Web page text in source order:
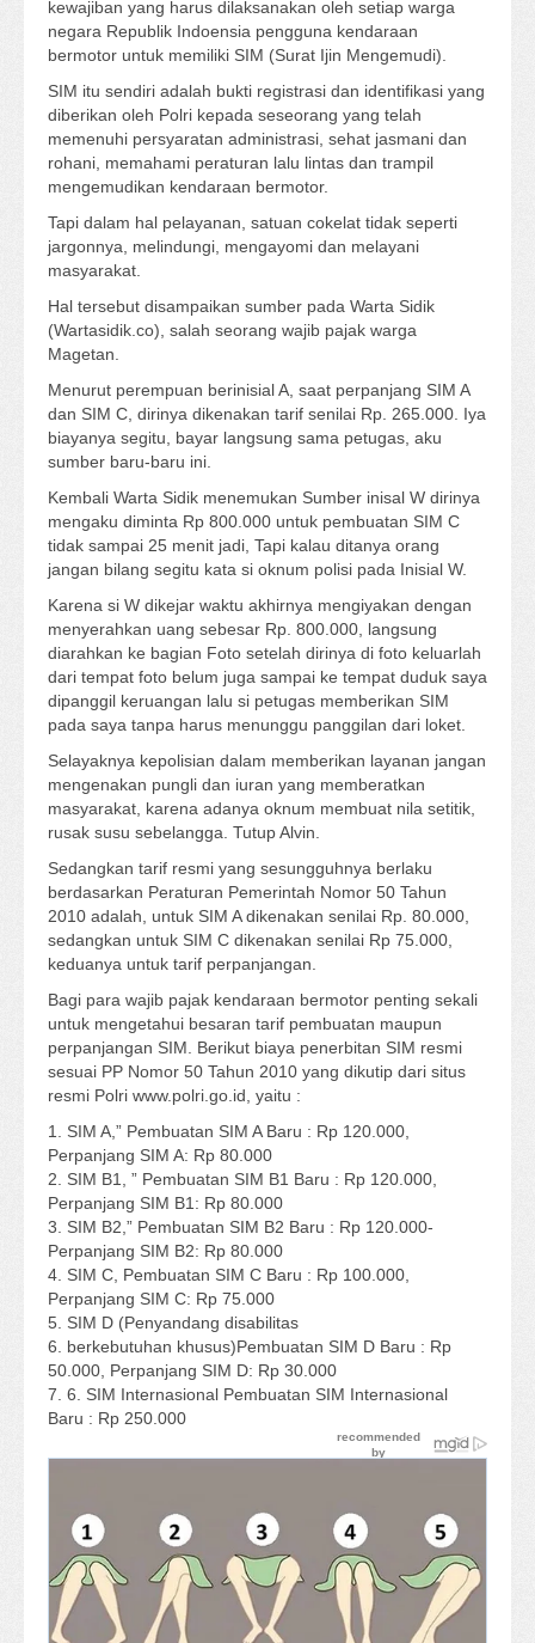
kewajiban yang harus dilaksanakan oleh setiap warga
negara Republik Indoensia pengguna kendaraan
bermotor untuk memiliki SIM (Surat Ijin Mengemudi).
SIM itu sendiri adalah bukti registrasi dan identifikasi yang
diberikan oleh Polri kepada seseorang yang telah
memenuhi persyaratan administrasi, sehat jasmani dan
rohani, memahami peraturan lalu lintas dan trampil
mengemudikan kendaraan bermotor.
Tapi dalam hal pelayanan, satuan cokelat tidak seperti
jargonnya, melindungi, mengayomi dan melayani
masyarakat.
Hal tersebut disampaikan sumber pada Warta Sidik
(Wartasidik.co), salah seorang wajib pajak warga
Magetan.
Menurut perempuan berinisial A, saat perpanjang SIM A
dan SIM C, dirinya dikenakan tarif senilai Rp. 265.000. Iya
biayanya segitu, bayar langsung sama petugas, aku
sumber baru-baru ini.
Kembali Warta Sidik menemukan Sumber inisal W dirinya
mengaku diminta Rp 800.000 untuk pembuatan SIM C
tidak sampai 25 menit jadi, Tapi kalau ditanya orang
jangan bilang segitu kata si oknum polisi pada Inisial W.
Karena si W dikejar waktu akhirnya mengiyakan dengan
menyerahkan uang sebesar Rp. 800.000, langsung
diarahkan ke bagian Foto setelah dirinya di foto keluarlah
dari tempat foto belum juga sampai ke tempat duduk saya
dipanggil keruangan lalu si petugas memberikan SIM
pada saya tanpa harus menunggu panggilan dari loket.
Selayaknya kepolisian dalam memberikan layanan jangan
mengenakan pungli dan iuran yang memberatkan
masyarakat, karena adanya oknum membuat nila setitik,
rusak susu sebelangga. Tutup Alvin.
Sedangkan tarif resmi yang sesungguhnya berlaku
berdasarkan Peraturan Pemerintah Nomor 50 Tahun
2010 adalah, untuk SIM A dikenakan senilai Rp. 80.000,
sedangkan untuk SIM C dikenakan senilai Rp 75.000,
keduanya untuk tarif perpanjangan.
Bagi para wajib pajak kendaraan bermotor penting sekali
untuk mengetahui besaran tarif pembuatan maupun
perpanjangan SIM. Berikut biaya penerbitan SIM resmi
sesuai PP Nomor 50 Tahun 2010 yang dikutip dari situs
resmi Polri www.polri.go.id, yaitu :
1. SIM A,” Pembuatan SIM A Baru : Rp 120.000,
Perpanjang SIM A: Rp 80.000
2. SIM B1, ” Pembuatan SIM B1 Baru : Rp 120.000,
Perpanjang SIM B1: Rp 80.000
3. SIM B2,” Pembuatan SIM B2 Baru : Rp 120.000-
Perpanjang SIM B2: Rp 80.000
4. SIM C, Pembuatan SIM C Baru : Rp 100.000,
Perpanjang SIM C: Rp 75.000
5. SIM D (Penyandang disabilitas
6. berkebutuhan khusus)Pembuatan SIM D Baru : Rp
50.000, Perpanjang SIM D: Rp 30.000
7. 6. SIM Internasional Pembuatan SIM Internasional
Baru : Rp 250.000